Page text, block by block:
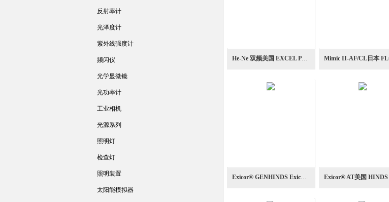
He-Ne 双频美国 EXCEL PRECISION 1001 激光头干涉仪
Exicor® GENHINDS Exicor GEN 大幅面双折射光学测量仪
反射率计
光泽度计
紫外线强度计
频闪仪
光学显微镜
光功率计
工业相机
光源系列
照明灯
检查灯
照明装置
太阳能模拟器